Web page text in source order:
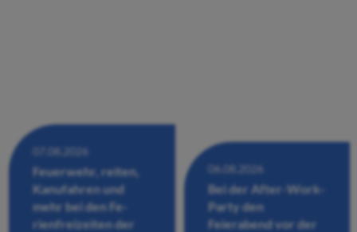
07.08.2026
Feuerwehr, reiten,
Kanufahren und
mehr bei den Fe-
rienfreizeiten der
06.08.2026
Bei der After-Work-
Party den
Feierabend vor der